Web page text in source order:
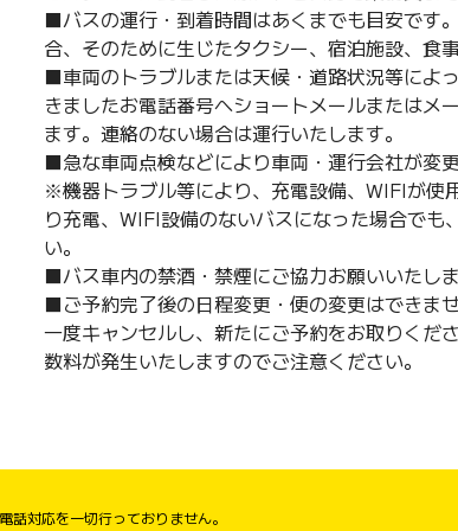
■バスの運行・到着時間はあくまでも目安です
合、そのために生じたタクシー、宿泊施設、食
■車両のトラブルまたは天候・道路状況等によ
きましたお電話番号へショートメールまたはメ
ます。連絡のない場合は運行いたします。
■急な車両点検などにより車両・運行会社が変
※機器トラブル等により、充電設備、WIFIが使
り充電、WIFI設備のないバスになった場合でも
い。
■バス車内の禁酒・禁煙にご協力お願いいたしま
■ご予約完了後の日程変更・便の変更はできま
一度キャンセルし、新たにご予約をお取りくだ
数料が発生いたしますのでご注意ください。
話対応を一切行っておりません。